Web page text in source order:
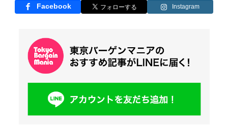
Facebook Instagram